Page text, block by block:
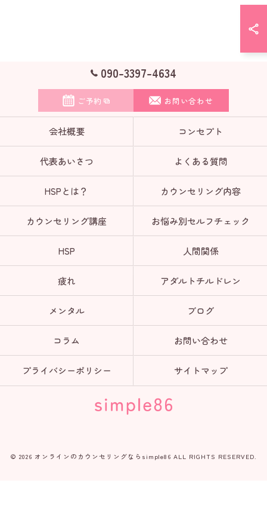
090-3397-4634
ご予約 お問い合わせ
会社概要 コンセプト
代表あいさつ よくある質問
HSPとは？ カウンセリング内容
カウンセリング講座 お悩み別セルフチェック
HSP 人間関係
疲れ アダルトチルドレン
メンタル ブログ
コラム お問い合わせ
プライバシーポリシー サイトマップ
© 2026 オンラインのカウンセリングならsimple86 ALL RIGHTS RESERVED.